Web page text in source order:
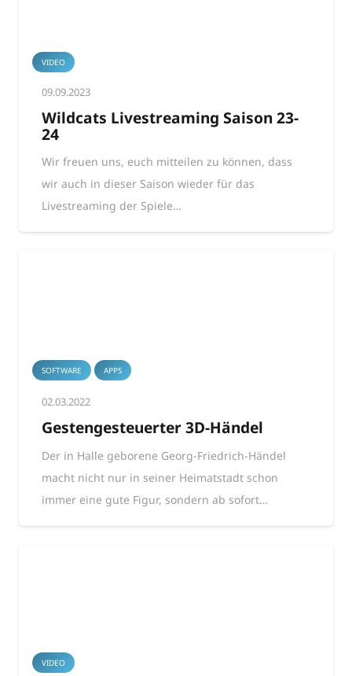
VIDEO
09.09.2023
Wildcats Livestreaming Saison 23-
24
Wir freuen uns, euch mitteilen zu können, dass
wir auch in dieser Saison wieder für das
Livestreaming der Spiele…
SOFTWARE APPS
02.03.2022
Gestengesteuerter 3D-Händel
Der in Halle geborene Georg-Friedrich-Händel
macht nicht nur in seiner Heimatstadt schon
immer eine gute Figur, sondern ab sofort…
VIDEO